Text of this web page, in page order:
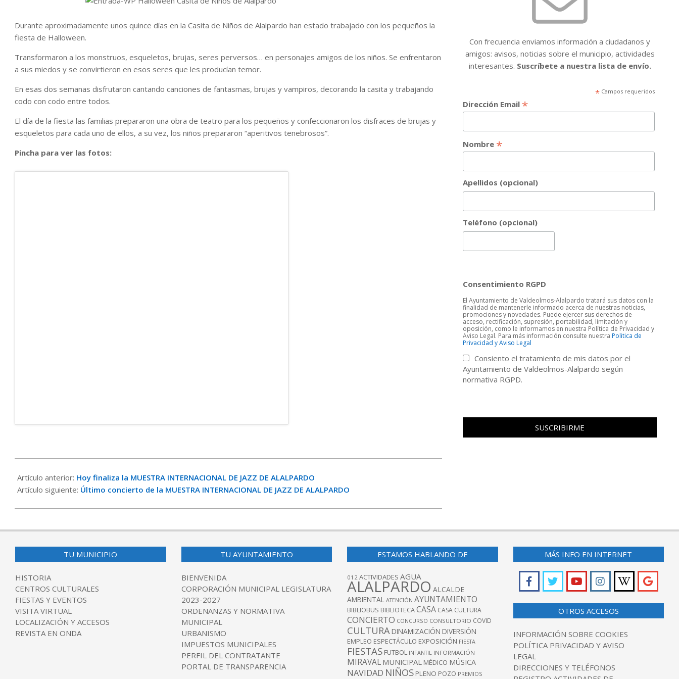
Durante aproximadamente unos quince días en la Casita de Niños de Alalpardo han estado trabajado con los pequeños la
fiesta de Halloween.
Transformaron a los monstruos, esqueletos, brujas, seres perversos… en personajes amigos de los niños. Se enfrentaron
a sus miedos y se convirtieron en esos seres que les producían temor.
En esas dos semanas disfrutaron cantando canciones de fantasmas, brujas y vampiros, decorando la casita y trabajando
codo con codo entre todos.
El día de la fiesta las familias prepararon una obra de teatro para los pequeños y confeccionaron los disfraces de brujas y
esqueletos para cada uno de ellos, a su vez, los niños prepararon “aperitivos tenebrosos”.
Pincha para ver las fotos:
11-
03
Artículo anterior: Hoy finaliza la MUESTRA INTERNACIONAL DE JAZZ DE ALALPARDO
Artículo siguiente: Último concierto de la MUESTRA INTERNACIONAL DE JAZZ DE ALALPARDO
Con frecuencia enviamos información a ciudadanos y
amigos: avisos, noticias sobre el municipio, actividades
interesantes. Suscríbete a nuestra lista de envío.
* Campos requeridos
Dirección Email *
Nombre *
Apellidos (opcional)
Teléfono (opcional)
Consentimiento RGPD
El Ayuntamiento de Valdeolmos-Alalpardo tratará sus datos con la
finalidad de mantenerle informado acerca de nuestras noticias,
promociones y novedades. Puede ejercer sus derechos de
acceso, rectificación, supresión, portabilidad, limitación y
oposición, como le informamos en nuestra Política de Privacidad y
Aviso Legal. Para más información consulte nuestraPolitica de
Privacidad y Aviso Legal
Consiento el tratamiento de mis datos por el
Ayuntamiento de Valdeolmos-Alalpardo según
normativa RGPD.
TU MUNICIPIO
HISTORIA
CENTROS CULTURALES
FIESTAS Y EVENTOS
VISITA VIRTUAL
LOCALIZACIÓN Y ACCESOS
REVISTA EN ONDA
TU AYUNTAMIENTO
BIENVENIDA
CORPORACIÓN MUNICIPAL LEGISLATURA
2023-2027
ORDENANZAS Y NORMATIVA
MUNICIPAL
URBANISMO
IMPUESTOS MUNICIPALES
PERFIL DEL CONTRATANTE
PORTAL DE TRANSPARENCIA
ESTAMOS HABLANDO DE
012 ACTIVIDADES AGUA
ALALPARDO ALCALDE
AMBIENTAL ATENCIÓN AYUNTAMIENTO
BIBLIOBUS BIBLIOTECACASA CASA CULTURA
CONCIERTO CONCURSO CONSULTORIO COVID
CULTURA DINAMIZACIÓN DIVERSIÓN
EMPLEO ESPECTÁCULO EXPOSICIÓN FIESTA
FIESTAS FUTBOL INFANTIL INFORMACIÓN
MIRAVAL MUNICIPAL MÉDICO MÚSICA
NAVIDAD NIÑOS PLENO POZO PREMIOS
MÁS INFO EN INTERNET
OTROS ACCESOS
INFORMACIÓN SOBRE COOKIES
POLÍTICA PRIVACIDAD Y AVISO
LEGAL
DIRECCIONES Y TELÉFONOS